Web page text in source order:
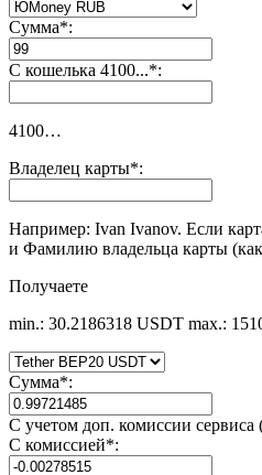
Сумма*:
C кошелька 4100...*:
4100…
Владелец карты*:
Например: Ivan Ivanov. Если
и Фамилию владельца карты
Получаете
min.: 30.2186318 USDT max.:
Сумма*:
С учетом доп. комиссии сервиса
С комиссией*: